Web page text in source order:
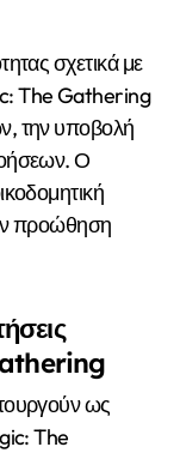
σχετικά με
The Gathering
την υποβολή
Ο
προώθηση
ως
The